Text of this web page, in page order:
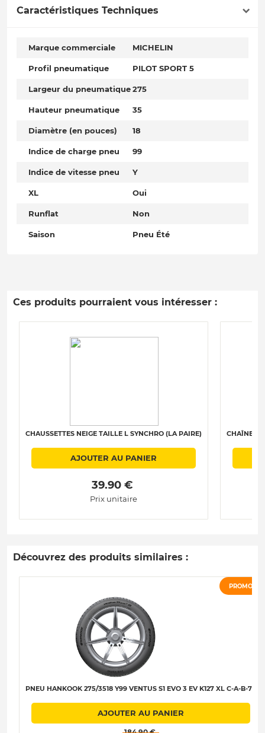
Caractéristiques Techniques
Marque commerciale MICHELIN
Profil pneumatique PILOT SPORT 5
Largeur du pneumatique275
Hauteur pneumatique 35
Diamètre (en pouces) 18
Indice de charge pneu 99
Indice de vitesse pneu Y
XL Oui
Runflat Non
Saison Pneu Été
Ces produits pourraient vous intéresser :
CHAUSSETTES NEIGE TAILLE L SYNCHRO (LA PAIRE)
AJOUTER AU PANIER
39.90 €
Prix unitaire
CHAÎNES
Découvrez des produits similaires :
PROMO
PNEU HANKOOK 275/3518 Y99 VENTUS S1 EVO 3 EV K127 XL C-A-B-73
AJOUTER AU PANIER